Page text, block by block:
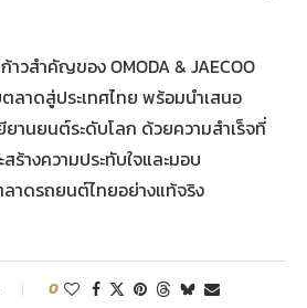
วสำคัญของ OMODA & JAECOO
ลาดสู่ประเทศไทย พร้อมนำเสนอ
ยานยนต์ระดับโลก ด้วยความสำเร็จที่
ร้างความประทับใจและมอบ
าดรถยนต์ไทยอย่างแท้จริง
0